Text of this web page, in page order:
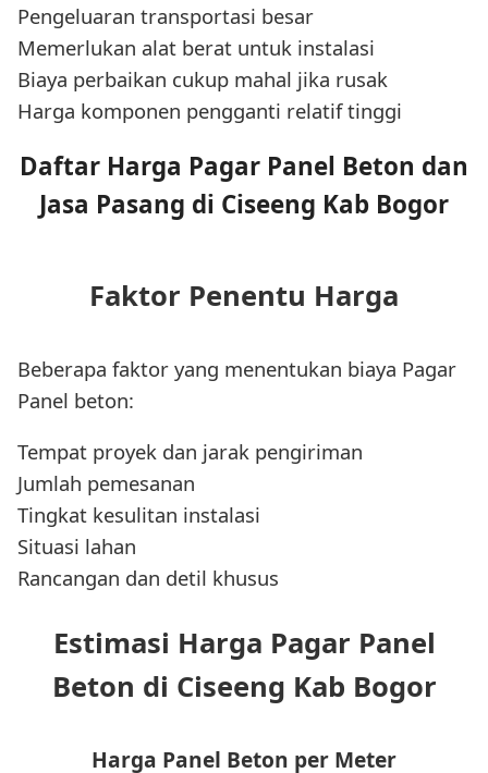
Pengeluaran transportasi besar
Memerlukan alat berat untuk instalasi
Biaya perbaikan cukup mahal jika rusak
Harga komponen pengganti relatif tinggi
Daftar Harga Pagar Panel Beton dan
Jasa Pasang di Ciseeng Kab Bogor
Faktor Penentu Harga
Beberapa faktor yang menentukan biaya Pagar
Panel beton:
Tempat proyek dan jarak pengiriman
Jumlah pemesanan
Tingkat kesulitan instalasi
Situasi lahan
Rancangan dan detil khusus
Estimasi Harga Pagar Panel
Beton di Ciseeng Kab Bogor
Harga Panel Beton per Meter